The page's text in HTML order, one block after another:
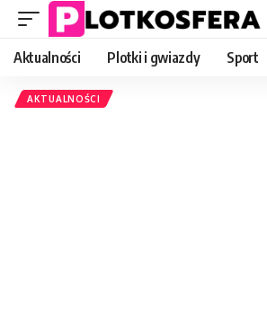
Aktualności Plotki i gwiazdy Sport
AKTUALNOŚCI